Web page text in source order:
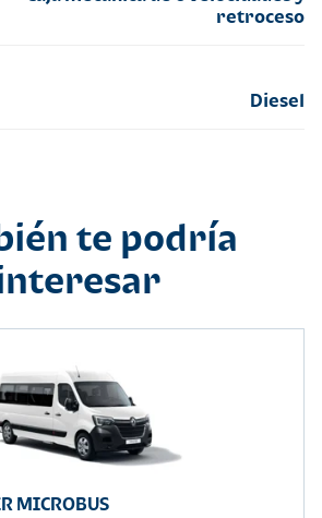
retroceso
Diesel
te podría
MICROBUS